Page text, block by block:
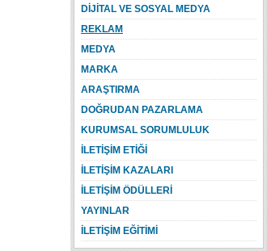
DİJİTAL VE SOSYAL MEDYA
REKLAM
MEDYA
MARKA
ARAŞTIRMA
DOĞRUDAN PAZARLAMA
KURUMSAL SORUMLULUK
İLETİŞİM ETİĞİ
İLETİŞİM KAZALARI
İLETİŞİM ÖDÜLLERİ
YAYINLAR
İLETİŞİM EĞİTİMİ